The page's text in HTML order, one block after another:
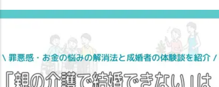
の人
先
に」
親の